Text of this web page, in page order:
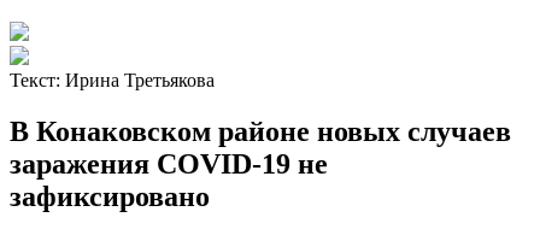
Текст: Ирина Третьякова
В Конаковском районе новых случаев
заражения COVID-19 не
зафиксировано